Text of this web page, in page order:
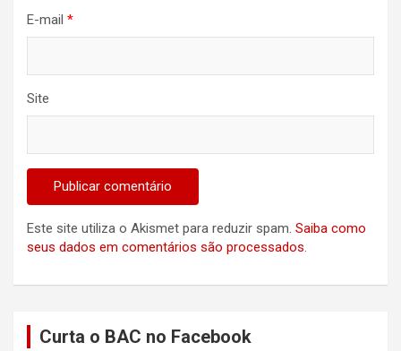
E-mail *
Site
Este site utiliza o Akismet para reduzir spam. Saiba como
seus dados em comentários são processados.
Curta o BAC no Facebook